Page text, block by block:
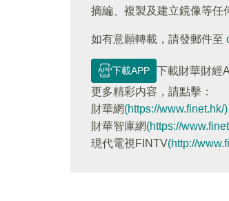
摘編、複製及建立鏡像等任
如有意願轉載，請發郵件至
下載APP
下載財華財經
更多精彩内容，請點擊：
財華網(https://www.finet.hk/)
財華智庫網(https://
現代電視FINTV(http://